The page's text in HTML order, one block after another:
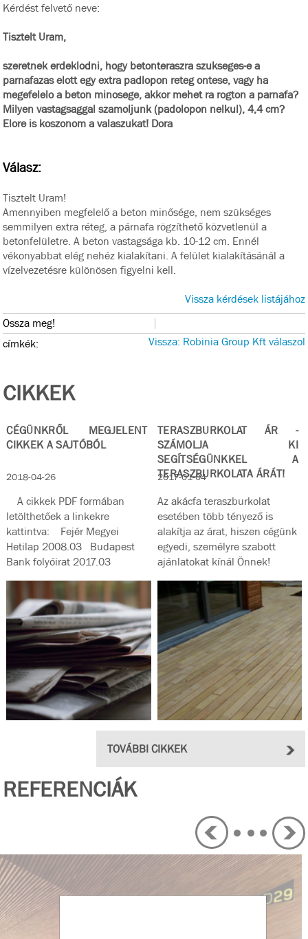
Kérdést felvető neve:
Tisztelt Uram,
szeretnek erdeklodni, hogy betonteraszra szukseges-e a
parnafazas elott egy extra padlopon reteg ontese, vagy ha
megefelelo a beton minosege, akkor mehet ra rogton a parnafa?
Milyen vastagsaggal szamoljunk (padolopon nelkul), 4,4 cm?
Elore is koszonom a valaszukat! Dora
Válasz:
Tisztelt Uram!
Amennyiben megfelelő a beton minősége, nem szükséges
semmilyen extra réteg, a párnafa rögzíthető közvetlenül a
betonfelületre. A beton vastagsága kb. 10-12 cm. Ennél
vékonyabbat elég nehéz kialakítani. A felület kialakításánál a
vízelvezetésre különösen figyelni kell.
Vissza kérdések listájához
Ossza meg!
Vissza: Robinia Group Kft válaszol
címkék:
CIKKEK
CÉGÜNKRŐL MEGJELENT
CIKKEK A SAJTÓBÓL
2018-04-26
A cikkek PDF formában
letölthetőek a linkekre
kattintva: Fejér Megyei
Hetilap 2008.03 Budapest
Bank folyóirat 2017.03
Magyar...
TERASZBURKOLAT ÁR -
SZÁMOLJA KI
SEGÍTSÉGÜNKKEL A
TERASZBURKOLATA ÁRÁT!
2017-01-04
Az akácfa teraszburkolat
esetében több tényező is
alakítja az árat, hiszen cégünk
egyedi, személyre szabott
ajánlatokat kínál Önnek!
TOVÁBBI CIKKEK
REFERENCIÁK